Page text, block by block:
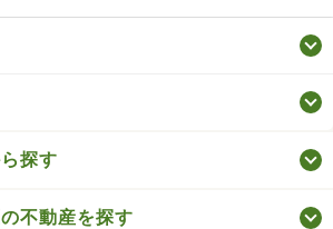
探す
不動産を探す